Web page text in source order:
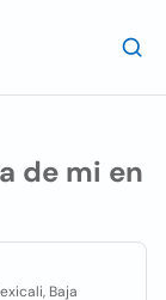
de mi en
Baja